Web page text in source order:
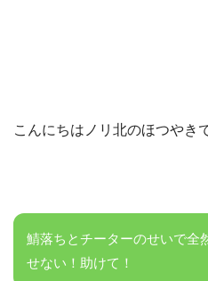
こんにちはノリ北のほつやき
鯖落ちとチーターのせいで全
せない！助けて！